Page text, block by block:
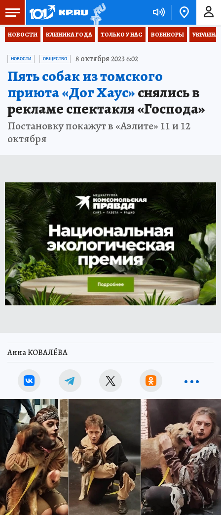
НОВОСТИ КЛИНИКА ГОДА ТОЛЬКО У НАС ВОЕНКОРЫ
НОВОСТИ ОБЩЕСТВО 8 октября 2023 6:02
Пять собак из томского
приюта «Дог Хаус»снялись в
рекламе спектакля «Господа»
Постановку покажут в «Аэлите» 11 и 12
октября
Анна КОВАЛЁВА